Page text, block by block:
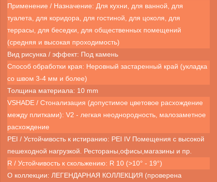
Применение / Назначение: Для кухни, для ванной, для
туалета, для коридора, для гостиной, для цоколя, для
террасы, для беседки, для общественных помещений
(средняя и высокая проходимость)
Вид рисунка / эффект: Под камень
Способ обработки края: Неровный застаренный край (укладка
со швом 3-4 мм и более)
Толщина материала: 10 mm
VSHADE / Стонализация (допустимое цветовое расхождение
между плитками): V2 - легкая неоднородность, малозаметное
расхождение
PEI / Устойчивость к истиранию: PEI IV Помещения с высокой
пешеходной нагрузкой. Рестораны,офисы,магазины и пр.
R / Устойчивость к скольжению: R 10 (>10° - 19°)
О коллекции: ЛЕГЕНДАРНАЯ КОЛЛЕКЦИЯ (проверена